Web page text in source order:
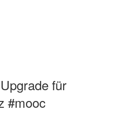
für
#mooc